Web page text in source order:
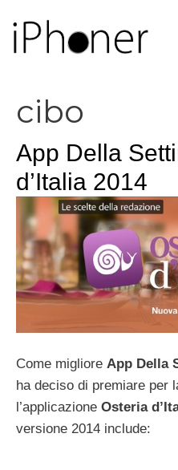
contenuto
cibo
App Della
d’Italia 2014
Come migliore App Della
ha deciso di premiare per
l’applicazione Osteria
versione 2014 include: